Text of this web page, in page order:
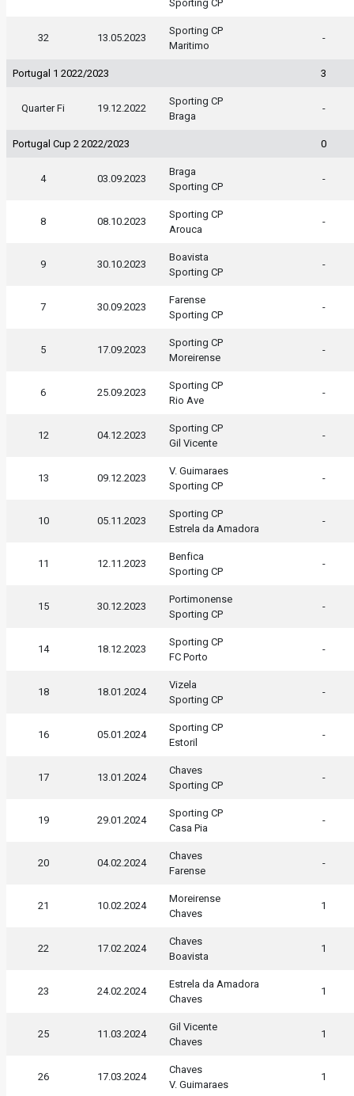
Sporting CP
32 13.05.2023
Sporting CP
Maritimo
-
Portugal 1 2022/2023 3
Quarter Fi 19.12.2022
Sporting CP
Braga
-
Portugal Cup 2 2022/2023 0
4 03.09.2023
Braga
Sporting CP
-
8 08.10.2023
Sporting CP
Arouca
-
9 30.10.2023
Boavista
Sporting CP
-
7 30.09.2023
Farense
Sporting CP
-
5 17.09.2023
Sporting CP
Moreirense
-
6 25.09.2023
Sporting CP
Rio Ave
-
12 04.12.2023
Sporting CP
Gil Vicente
-
13 09.12.2023
V. Guimaraes
Sporting CP
-
10 05.11.2023
Sporting CP
Estrela da Amadora
-
11 12.11.2023
Benfica
Sporting CP
-
15 30.12.2023
Portimonense
Sporting CP
-
14 18.12.2023
Sporting CP
FC Porto
-
18 18.01.2024
Vizela
Sporting CP
-
16 05.01.2024
Sporting CP
Estoril
-
17 13.01.2024
Chaves
Sporting CP
-
19 29.01.2024
Sporting CP
Casa Pia
-
20 04.02.2024
Chaves
Farense
-
21 10.02.2024
Moreirense
Chaves
1
22 17.02.2024
Chaves
Boavista
1
23 24.02.2024
Estrela da Amadora
Chaves
1
25 11.03.2024
Gil Vicente
Chaves
1
26 17.03.2024
Chaves
V. Guimaraes
1